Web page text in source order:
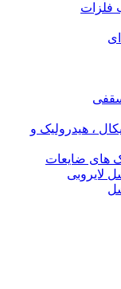
فلزات
، هیدرولیک و
های ضایعات
لایروبی